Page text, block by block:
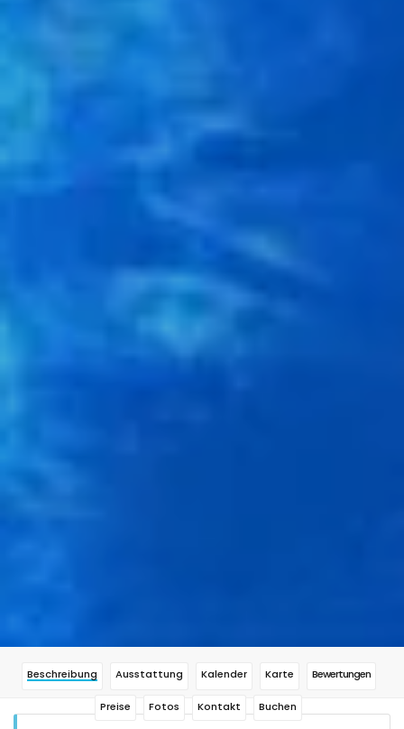
Beschreibung Ausstattung Kalender Karte Bewertungen
Preise Fotos Kontakt Buchen